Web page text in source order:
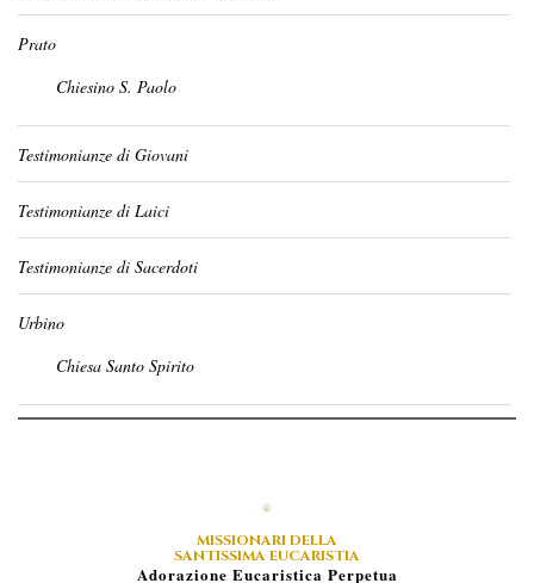
Prato
Chiesino S. Paolo
Testimonianze di Giovani
Testimonianze di Laici
Testimonianze di Sacerdoti
Urbino
Chiesa Santo Spirito
MISSIONARI DELLA
SANTISSIMA EUCARISTIA
ADorazione EUcaristica PErpetua